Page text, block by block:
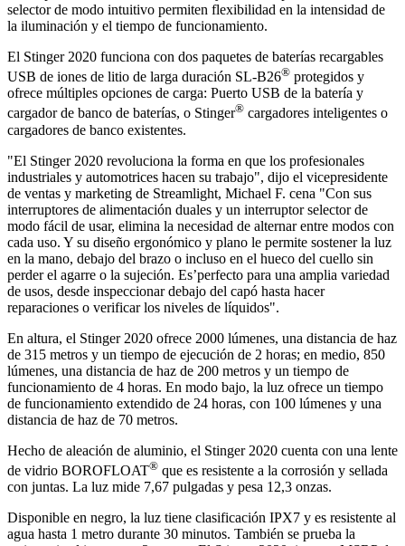
selector de modo intuitivo permiten flexibilidad en la intensidad de
la iluminación y el tiempo de funcionamiento.
El Stinger 2020 funciona con dos paquetes de baterías recargables
USB de iones de litio de larga duración SL-B26® protegidos y
ofrece múltiples opciones de carga: Puerto USB de la batería y
cargador de banco de baterías, o Stinger® cargadores inteligentes o
cargadores de banco existentes.
"El Stinger 2020 revoluciona la forma en que los profesionales
industriales y automotrices hacen su trabajo", dijo el vicepresidente
de ventas y marketing de Streamlight, Michael F. cena "Con sus
interruptores de alimentación duales y un interruptor selector de
modo fácil de usar, elimina la necesidad de alternar entre modos con
cada uso. Y su diseño ergonómico y plano le permite sostener la luz
en la mano, debajo del brazo o incluso en el hueco del cuello sin
perder el agarre o la sujeción. Es’perfecto para una amplia variedad
de usos, desde inspeccionar debajo del capó hasta hacer
reparaciones o verificar los niveles de líquidos".
En altura, el Stinger 2020 ofrece 2000 lúmenes, una distancia de haz
de 315 metros y un tiempo de ejecución de 2 horas; en medio, 850
lúmenes, una distancia de haz de 200 metros y un tiempo de
funcionamiento de 4 horas. En modo bajo, la luz ofrece un tiempo
de funcionamiento extendido de 24 horas, con 100 lúmenes y una
distancia de haz de 70 metros.
Hecho de aleación de aluminio, el Stinger 2020 cuenta con una lente
de vidrio BOROFLOAT® que es resistente a la corrosión y sellada
con juntas. La luz mide 7,67 pulgadas y pesa 12,3 onzas.
Disponible en negro, la luz tiene clasificación IPX7 y es resistente al
agua hasta 1 metro durante 30 minutos. También se prueba la